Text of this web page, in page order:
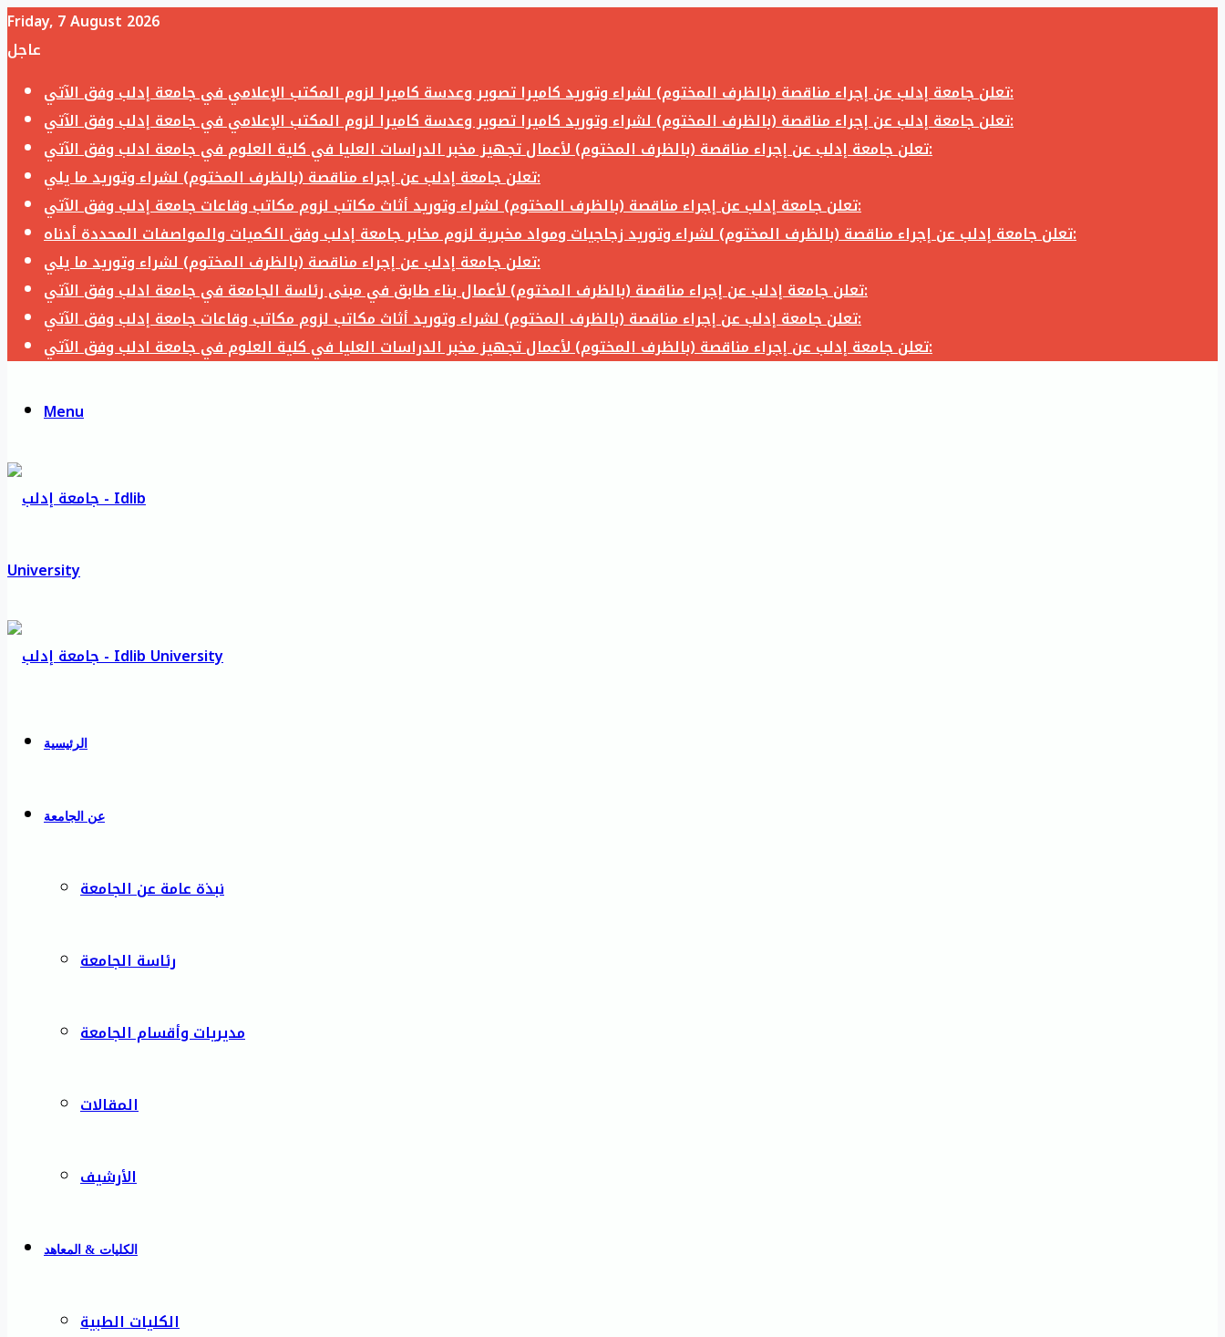
Friday, 7 August 2026
عاجل
تعلن جامعة إدلب عن إجراء مناقصة (بالظرف المختوم) لشراء وتوريد كاميرا تصوير وعدسة كاميرا لزوم المكتب الإعلامي في جامعة إدلب وفق الآتي:
تعلن جامعة إدلب عن إجراء مناقصة (بالظرف المختوم) لشراء وتوريد كاميرا تصوير وعدسة كاميرا لزوم المكتب الإعلامي في جامعة إدلب وفق الآتي:
تعلن جامعة إدلب عن إجراء مناقصة (بالظرف المختوم) لأعمال تجهيز مخبر الدراسات العليا في كلية العلوم في جامعة ادلب وفق الآتي:
تعلن جامعة إدلب عن إجراء مناقصة (بالظرف المختوم) لشراء وتوريد ما يلي:
تعلن جامعة إدلب عن إجراء مناقصة (بالظرف المختوم) لشراء وتوريد أثاث مكاتب لزوم مكاتب وقاعات جامعة إدلب وفق الآتي:
تعلن جامعة إدلب عن إجراء مناقصة (بالظرف المختوم) لشراء وتوريد زجاجيات ومواد مخبرية لزوم مخابر جامعة إدلب وفق الكميات والمواصفات المحددة أدناه:
تعلن جامعة إدلب عن إجراء مناقصة (بالظرف المختوم) لشراء وتوريد ما يلي:
تعلن جامعة إدلب عن إجراء مناقصة (بالظرف المختوم) لأعمال بناء طابق في مبنى رئاسة الجامعة في جامعة ادلب وفق الآتي:
تعلن جامعة إدلب عن إجراء مناقصة (بالظرف المختوم) لشراء وتوريد أثاث مكاتب لزوم مكاتب وقاعات جامعة إدلب وفق الآتي:
تعلن جامعة إدلب عن إجراء مناقصة (بالظرف المختوم) لأعمال تجهيز مخبر الدراسات العليا في كلية العلوم في جامعة ادلب وفق الآتي:
Menu
الرئيسية
عن الجامعة
نبذة عامة عن الجامعة
رئاسة الجامعة
مديريات وأقسام الجامعة
المقالات
الأرشيف
الكليات & المعاهد
الكليات الطبية